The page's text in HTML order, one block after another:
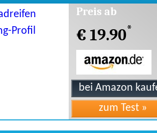
Preis ab
€ 19.90*